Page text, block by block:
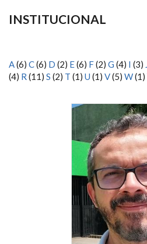
INSTITUCIONAL
A(6) C(6) D (2) E(6) F(2) G (4) I (3)
(4) R (11) S (2) T (1) U (1) V(5) W(1)